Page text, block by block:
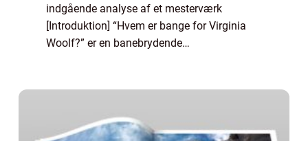
indgående analyse af et mesterværk
[Introduktion] “Hvem er bange for Virginia
Woolf?” er en banebrydende